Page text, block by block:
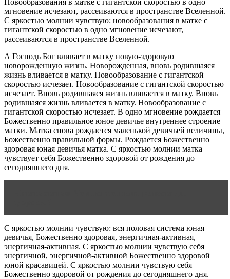
мгновение исчезают, рассеиваются в пространстве Вселенной.
С яркостью молнии чувствую: новообразования в матке с
гигантской скоростью в одно мгновение исчезают,
рассеиваются в пространстве Вселенной.
А Господь Бог вливает в матку новую-здоровую
новорожденную жизнь. Новорожденная, вновь родившаяся
жизнь вливается в матку. Новообразование с гигантской
скоростью исчезает. Новообразование с гигантской скоростью
исчезает. Вновь родившаяся жизнь вливается в матку. Вновь
родившаяся жизнь вливается в матку. Новообразование с
гигантской скоростью исчезает. В одно мгновение рождается
Божественно правильное юное девичье внутреннее строение
матки. Матка снова рождается маленькой девичьей величины,
Божественно правильной формы. Рождается Божественно
здоровая юная девичья матка. С яркостью молнии матка
чувствует себя Божественно здоровой от рождения до
сегодняшнего дня.
С яркостью молнии чувствую: вся половая система юная
девичья, Божественно здоровая, энергичная-активная,
энергичная-активная. С яркостью молнии чувствую себя
энергичной, энергичной-активной Божественно здоровой
юной красавицей. С яркостью молнии чувствую себя
Божественно здоровой от рождения до сегодняшнего дня.